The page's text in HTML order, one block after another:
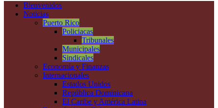
Bienvenidos
Noticias
Puerto Rico
Policiacas
Tribunales
Municipales
Sindicales
Economía y Finanzas
Internacionales
Estados Unidos
República Dominicana
El Caribe y América Latina